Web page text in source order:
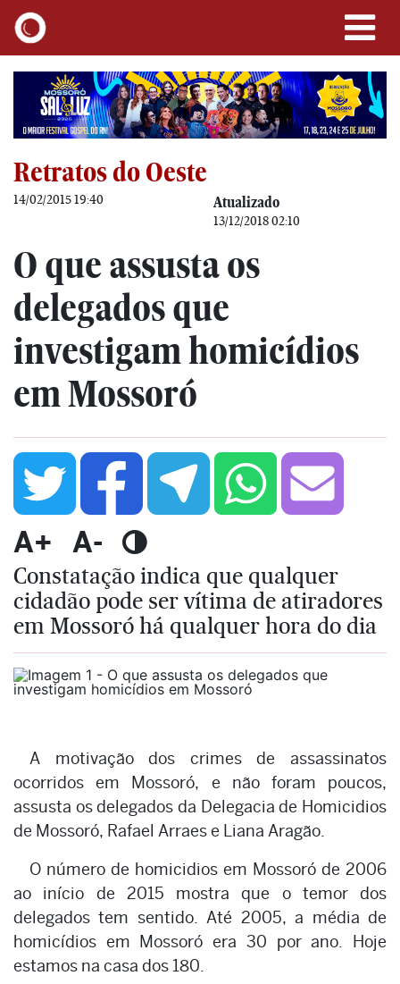
Retratos do Oeste
14/02/2015 19:40 Atualizado
13/12/2018 02:10
O que assusta os
delegados que
investigam homicídios
em Mossoró
A+ A-
Constatação indica que qualquer
cidadão pode ser vítima de atiradores
em Mossoró há qualquer hora do dia
A motivação dos crimes de assassinatos
ocorridos em Mossoró, e não foram poucos,
assusta os delegados da Delegacia de Homicidios
de Mossoró, Rafael Arraes e Liana Aragão.
O número de homicidios em Mossoró de 2006
ao início de 2015 mostra que o temor dos
delegados tem sentido. Até 2005, a média de
homicídios em Mossoró era 30 por ano. Hoje
estamos na casa dos 180.